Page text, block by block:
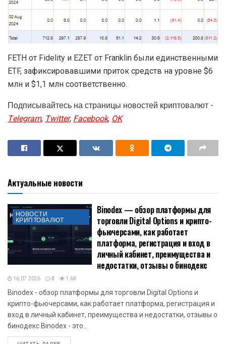
FETH от Fidelity и EZET от Franklin были единственными
ETF, зафиксировавшими приток средств на уровне $6
млн и $1,1 млн соответственно.
Подписывайтесь на страницы новостей криптовалют -
Telegram, Twitter, Facebook, OK
Актуальные новости
НОВОСТИ
КРИПТОВАЛЮТ
Binodex — обзор платформы для
торговли Digital Options и крипто-
фьючерсами, как работает
платформа, регистрация и вход в
личный кабинет, преимущества и
недостатки, отзывы о бинодекс
16.07.2026 0 1.6K
Binodex - обзор платформы для торговли Digital Options и
крипто-фьючерсами, как работает платформа, регистрация и
вход в личный кабинет, преимущества и недостатки, отзывы о
бинодекс Binodex - это...